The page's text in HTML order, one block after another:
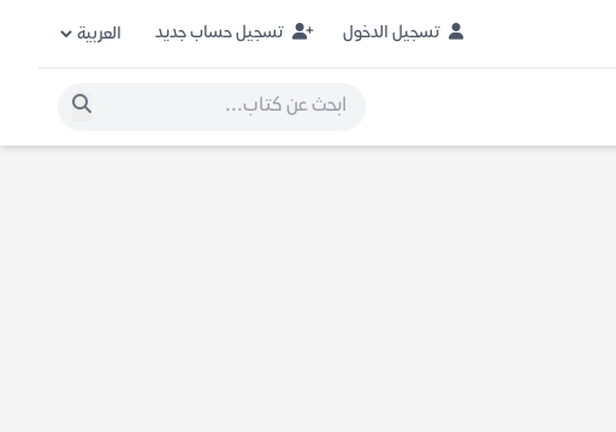
تسجيل الدخول تسجيل حساب جديد